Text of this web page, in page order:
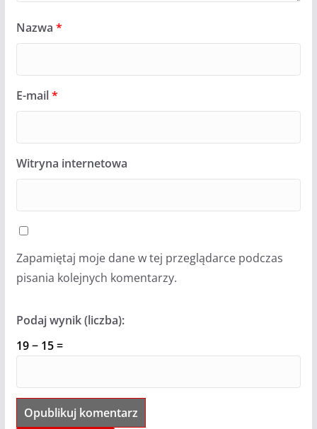
Nazwa *
E-mail*
Witryna internetowa
Zapamiętaj moje dane w tej przeglądarce podczas
pisania kolejnych komentarzy.
Podaj wynik (liczba):
19 − 15 =